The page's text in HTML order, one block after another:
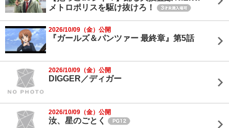
メトロポリスを駆け抜けろ！
2026/10/09（金）公開
『ガールズ＆パンツァー 最終章』第5話
2026/10/09（金）公開
DIGGER／ディガー
2026/10/09（金）公開
汝、星のごとく